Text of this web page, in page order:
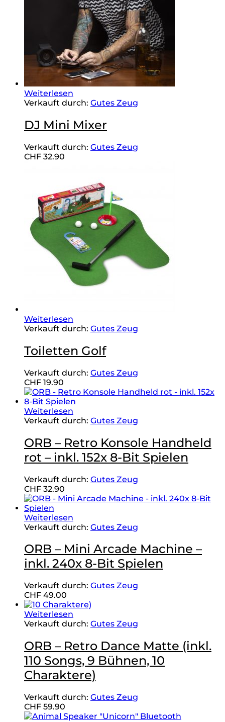
Weiterlesen
Verkauft durch: Gutes Zeug
DJ Mini Mixer
Verkauft durch: Gutes Zeug
CHF 32.90
Weiterlesen
Verkauft durch: Gutes Zeug
Toiletten Golf
Verkauft durch: Gutes Zeug
CHF 19.90
Weiterlesen
Verkauft durch: Gutes Zeug
ORB – Retro Konsole Handheld
rot – inkl. 152x 8-Bit Spielen
Verkauft durch: Gutes Zeug
CHF 32.90
Weiterlesen
Verkauft durch: Gutes Zeug
ORB – Mini Arcade Machine –
inkl. 240x 8-Bit Spielen
Verkauft durch: Gutes Zeug
CHF 49.00
Weiterlesen
Verkauft durch: Gutes Zeug
ORB – Retro Dance Matte (inkl.
110 Songs, 9 Bühnen, 10
Charaktere)
Verkauft durch: Gutes Zeug
CHF 59.90